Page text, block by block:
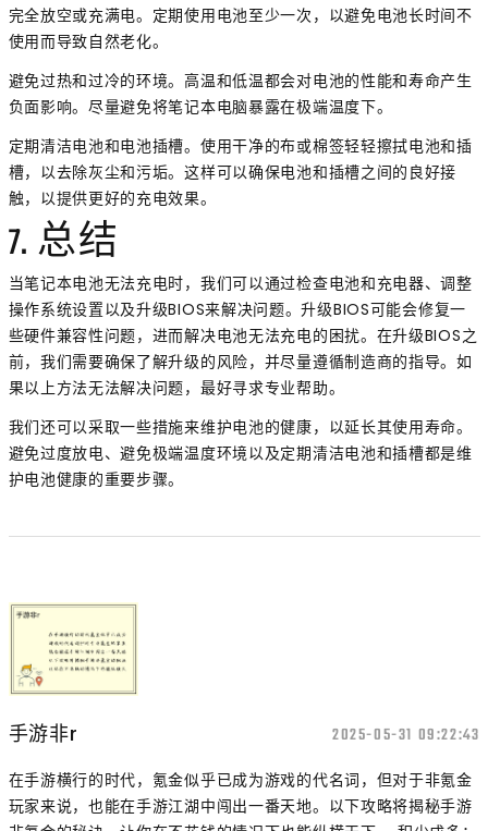
完全放空或充满电。定期使用电池至少一次，以避免电池长时间不
使用而导致自然老化。
避免过热和过冷的环境。高温和低温都会对电池的性能和寿命产生
负面影响。尽量避免将笔记本电脑暴露在极端温度下。
定期清洁电池和电池插槽。使用干净的布或棉签轻轻擦拭电池和插
槽，以去除灰尘和污垢。这样可以确保电池和插槽之间的良好接
触，以提供更好的充电效果。
7. 总结
当笔记本电池无法充电时，我们可以通过检查电池和充电器、调整
操作系统设置以及升级BIOS来解决问题。升级BIOS可能会修复一
些硬件兼容性问题，进而解决电池无法充电的困扰。在升级BIOS之
前，我们需要确保了解升级的风险，并尽量遵循制造商的指导。如
果以上方法无法解决问题，最好寻求专业帮助。
我们还可以采取一些措施来维护电池的健康，以延长其使用寿命。
避免过度放电、避免极端温度环境以及定期清洁电池和插槽都是维
护电池健康的重要步骤。
手游非r 2025-05-31 09:22:43
在手游横行的时代，氪金似乎已成为游戏的代名词，但对于非氪金
玩家来说，也能在手游江湖中闯出一番天地。以下攻略将揭秘手游